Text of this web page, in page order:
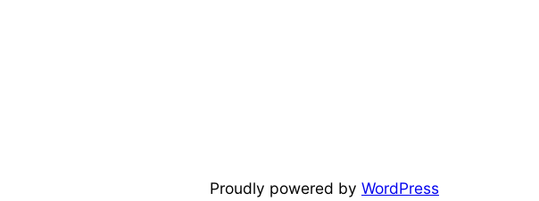
Proudly powered by WordPress